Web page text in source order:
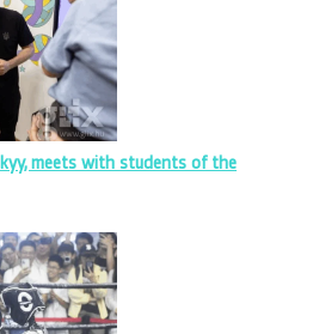
meets with students of the